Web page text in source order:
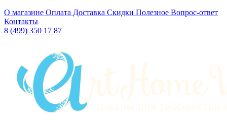
О магазине Оплата Доставка Скидки Полезное Вопрос-ответ
Контакты
8 (499) 350 17 87